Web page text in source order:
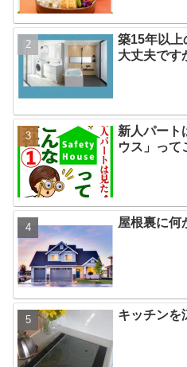
築15年以上
大丈夫です
新人パート
ウス」っ
屋根裏に何
キッチンを